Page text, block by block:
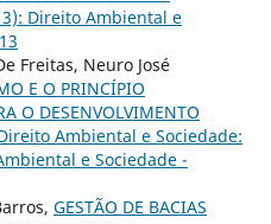
Direito Ambiental e
Freitas, Neuro José
E O PRINCÍPIO
O DESENVOLVIMENTO
Ambiental e Sociedade:
e Sociedade -
GESTÃO DE BACIAS